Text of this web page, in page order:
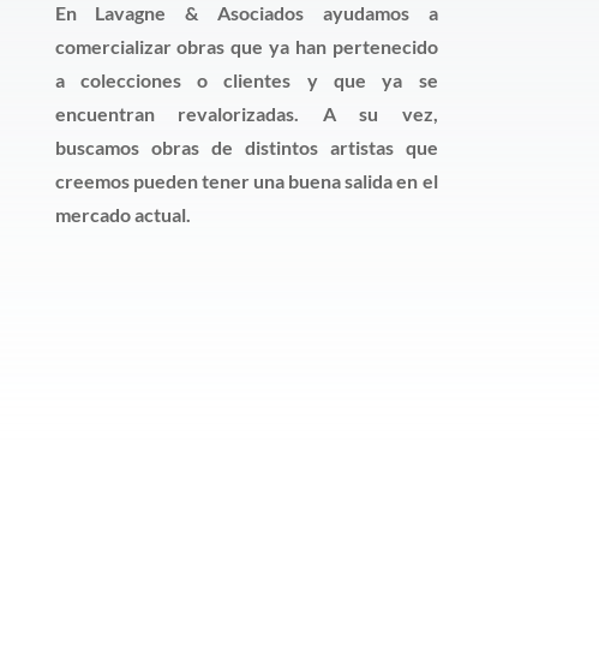
En Lavagne & Asociados ayudamos a
comercializar obras que ya han pertenecido
a colecciones o clientes y que ya se
encuentran revalorizadas. A su vez,
buscamos obras de distintos artistas que
creemos pueden tener una buena salida en el
mercado actual.